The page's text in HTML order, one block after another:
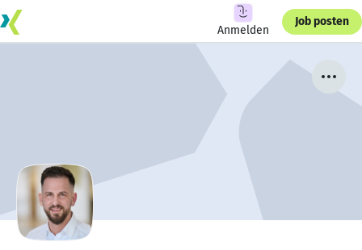
Anmelden
Job posten